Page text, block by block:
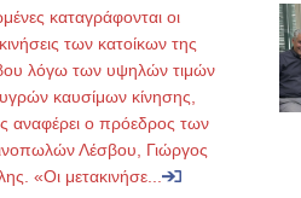
καταγράφονται οι
των κατοίκων της
λόγω των υψηλών τιμών
καυσίμων κίνησης,
αναφέρει ο πρόεδρος των
Λέσβου, Γιώργος
«Οι μετακινήσε...